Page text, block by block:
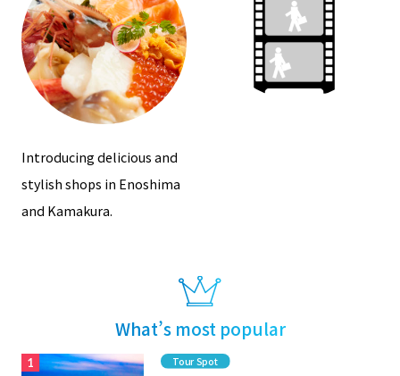
Introducing delicious and
stylish shops in Enoshima
and Kamakura.
What’s most popular
Category
Tour Spot